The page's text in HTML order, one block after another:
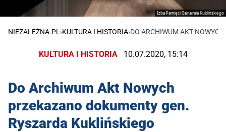
Izba Pamięci Generała Kuklińskiego
NIEZALEŻNA.PL ›KULTURA I HISTORIA›DO ARCHIWUM AKT
KULTURA I HISTORIA 10.07.2020, 15:14
Do Archiwum Akt Nowych
przekazano dokumenty gen.
Ryszarda Kuklińskiego